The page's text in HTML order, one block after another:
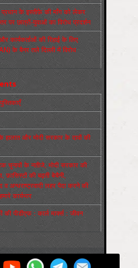
प्रधान के इस्तीफ़े की माँग को लेकर
पर छात्रों-युवाओं का विरोध प्रदर्शन
कार्यकर्ताओं की रिहाई के लिए
के बैनर तले दिल्ली में विरोध
हालात और मोदी सरकार के दावों की
चुनावों के नतीजे, मोदी सरकार की
फ़ासिस्टों की बढ़ती बेचैनी,
व अन्धराष्ट्रवादी लहर पैदा करने की
कार्यभार
की पीडीएफ : कार्ल मार्क्‍स : जीवन
Powered by
WordPress